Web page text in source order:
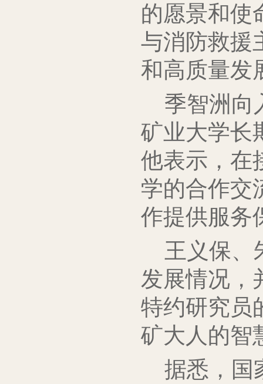
的愿景和使
与消防救援
和高质量发
季智洲向
矿业大学长
他表示，在
学的合作交
作提供服务
王义保、
发展情况，
特约研究员
矿大人的智
据悉，国